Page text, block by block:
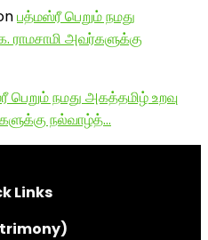
பத்மஸ்ரீ பெறும் நமது
ராமசாமி அவர்களுக்கு
பெறும் நமது அகத்தமிழ் உறவு
நல்வாழ்த்…
Links